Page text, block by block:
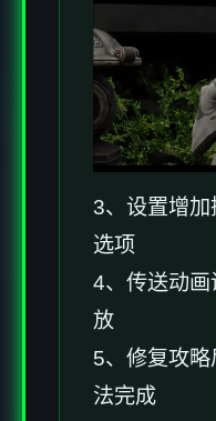
3、设置增
选项
4、传送动
放
5、修复攻
法完成